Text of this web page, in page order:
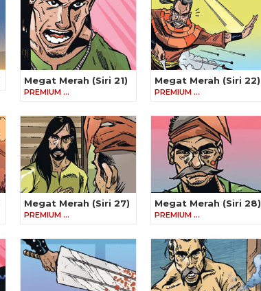
Megat Merah (Siri 21)
PREMIUM …
Megat Merah (Siri 22)
PREMIUM …
Megat Merah (Siri 27)
PREMIUM …
Megat Merah (Siri 28)
PREMIUM …